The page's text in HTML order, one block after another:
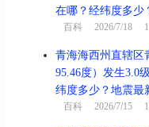
在哪？经纬度多少
百科 2026/7/18
青海海西州直辖区
95.46度）发生3.0
纬度多少？地震最
百科 2026/7/15